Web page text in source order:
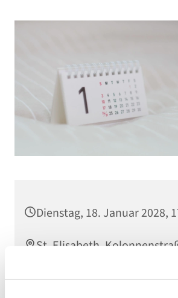
Dienstag, 18. Januar 2028,
St. Elisabeth,